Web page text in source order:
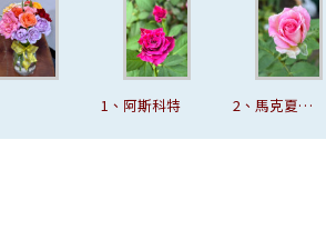
2、馬克夏加
3、沙丘玫瑰